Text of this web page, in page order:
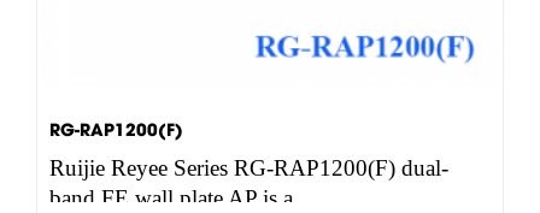
RG-RAP1200(F)
Ruijie Reyee Series RG-RAP1200(F) dual-
band FE wall plate AP is a…